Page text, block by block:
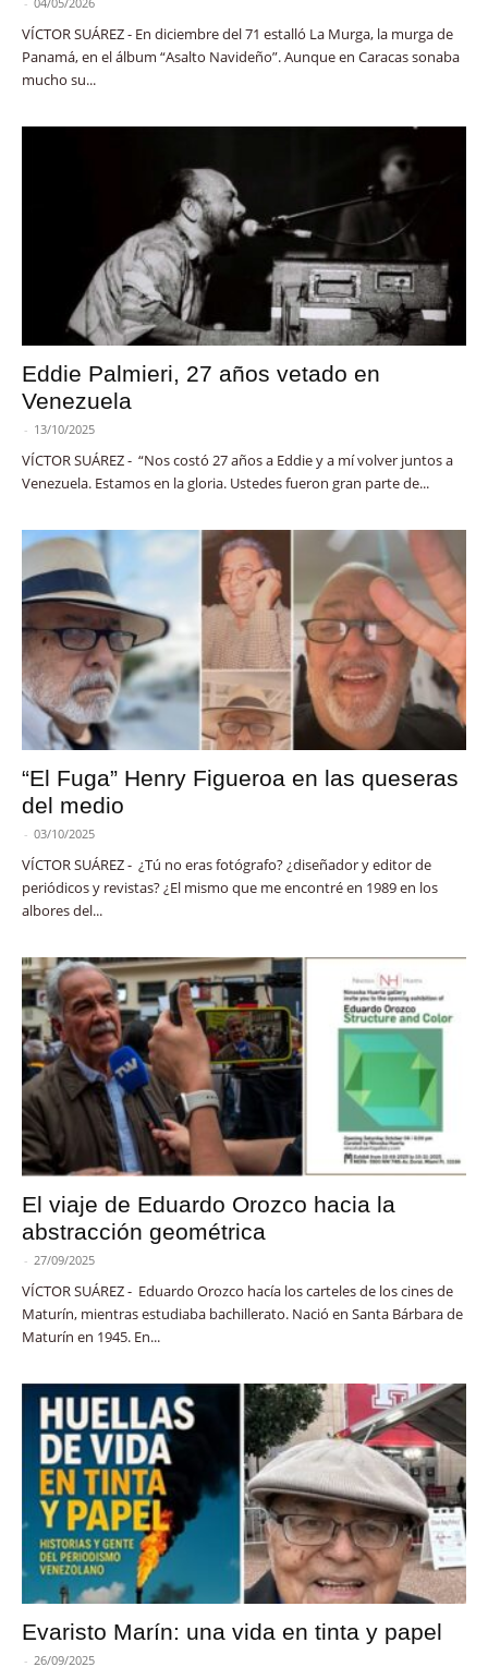
VÍCTOR SUÁREZ - En diciembre del 71 estalló La Murga, la murga de
Panamá, en el álbum “Asalto Navideño”. Aunque en Caracas sonaba
mucho su...
Eddie Palmieri, 27 años vetado en
Venezuela
- 13/10/2025
VÍCTOR SUÁREZ - “Nos costó 27 años a Eddie y a mí volver juntos a
Venezuela. Estamos en la gloria. Ustedes fueron gran parte de...
“El Fuga” Henry Figueroa en las queseras
del medio
- 03/10/2025
VÍCTOR SUÁREZ - ¿Tú no eras fotógrafo? ¿diseñador y editor de
periódicos y revistas? ¿El mismo que me encontré en 1989 en los
albores del...
El viaje de Eduardo Orozco hacia la
abstracción geométrica
- 27/09/2025
VÍCTOR SUÁREZ - Eduardo Orozco hacía los carteles de los cines de
Maturín, mientras estudiaba bachillerato. Nació en Santa Bárbara de
Maturín en 1945. En...
Evaristo Marín: una vida en tinta y papel
- 26/09/2025